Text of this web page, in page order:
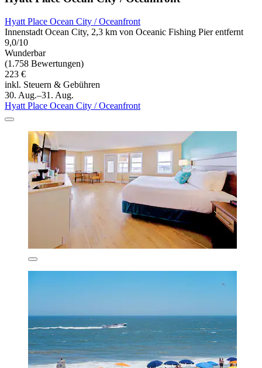
Hyatt Place Ocean City / Oceanfront
Innenstadt Ocean City, 2,3 km von Oceanic Fishing Pier entfernt
9,0/10
Wunderbar
(1.758 Bewertungen)
223 €
inkl. Steuern & Gebühren
30. Aug.–31. Aug.
Hyatt Place Ocean City / Oceanfront